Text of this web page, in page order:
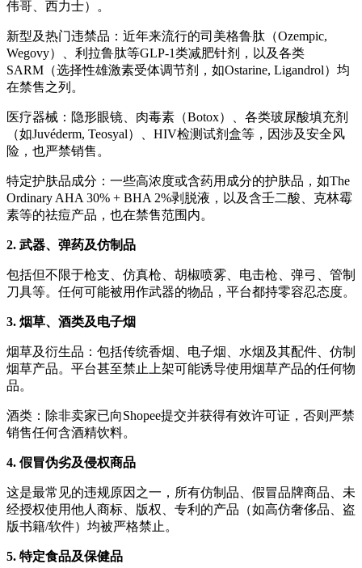
伟哥、西力士）。
新型及热门违禁品：近年来流行的司美格鲁肽（Ozempic,
Wegovy）、利拉鲁肽等GLP-1类减肥针剂，以及各类
SARM（选择性雄激素受体调节剂，如Ostarine, Ligandrol）均
在禁售之列。
医疗器械：隐形眼镜、肉毒素（Botox）、各类玻尿酸填充剂
（如Juvéderm, Teosyal）、HIV检测试剂盒等，因涉及安全风
险，也严禁销售。
特定护肤品成分：一些高浓度或含药用成分的护肤品，如The
Ordinary AHA 30% + BHA 2%剥脱液，以及含壬二酸、克林霉
素等的祛痘产品，也在禁售范围内。
2. 武器、弹药及仿制品
包括但不限于枪支、仿真枪、胡椒喷雾、电击枪、弹弓、管制
刀具等。任何可能被用作武器的物品，平台都持零容忍态度。
3. 烟草、酒类及电子烟
烟草及衍生品：包括传统香烟、电子烟、水烟及其配件、仿制
烟草产品。平台甚至禁止上架可能诱导使用烟草产品的任何物
品。
酒类：除非卖家已向Shopee提交并获得有效许可证，否则严禁
销售任何含酒精饮料。
4. 假冒伪劣及侵权商品
这是最常见的违规原因之一，所有仿制品、假冒品牌商品、未
经授权使用他人商标、版权、专利的产品（如高仿奢侈品、盗
版书籍/软件）均被严格禁止。
5. 特定食品及保健品